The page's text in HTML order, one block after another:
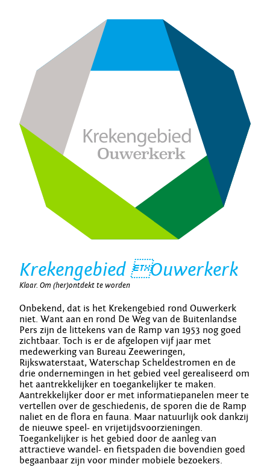
Krekengebied Ouwerkerk
Klaar. Om (her)ontdekt te worden
Onbekend, dat is het Krekengebied rond Ouwerkerk
niet. Want aan en rond De Weg van de Buitenlandse
Pers zijn de littekens van de Ramp van 1953 nog goed
zichtbaar. Toch is er de afgelopen vijf jaar met
medewerking van Bureau Zeeweringen,
Rijkswaterstaat, Waterschap Scheldestromen en de
drie ondernemingen in het gebied veel gerealiseerd om
het aantrekkelijker en toegankelijker te maken.
Aantrekkelijker door er met informatiepanelen meer te
vertellen over de geschiedenis, de sporen die de Ramp
naliet en de flora en fauna. Maar natuurlijk ook dankzij
de nieuwe speel- en vrijetijdsvoorzieningen.
Toegankelijker is het gebied door de aanleg van
attractieve wandel- en fietspaden die bovendien goed
begaanbaar zijn voor minder mobiele bezoekers.